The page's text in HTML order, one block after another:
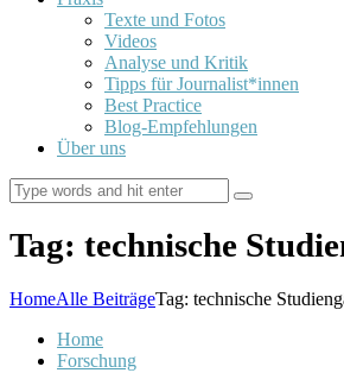
Texte und Fotos
Videos
Analyse und Kritik
Tipps für Journalist*innen
Best Practice
Blog-Empfehlungen
Über uns
Tag: technische
HomeAlle BeiträgeTag: technische
Home
Forschung